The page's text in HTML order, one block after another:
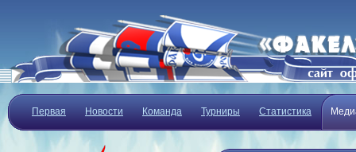
Первая Новости Команда Турниры Статистика